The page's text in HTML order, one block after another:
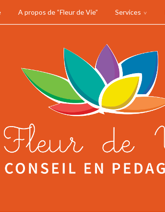
A propos de “Fleur de Vie” Services